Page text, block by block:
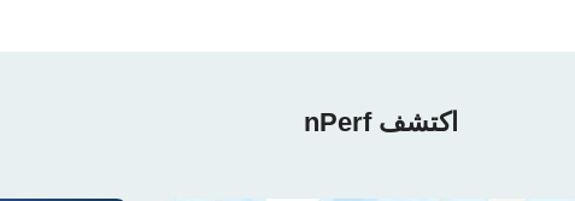
اكتشف nPerf